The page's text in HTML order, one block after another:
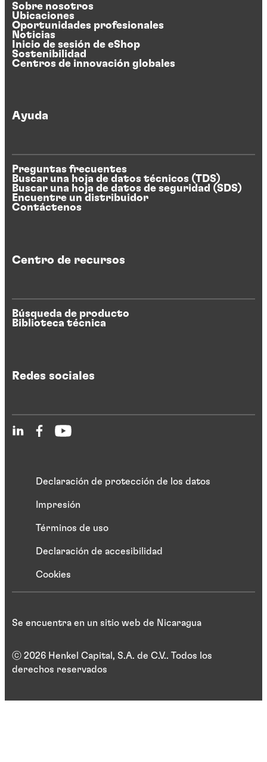
Sobre nosotros
Ubicaciones
Oportunidades profesionales
Noticias
Inicio de sesión de eShop
Sostenibilidad
Centros de innovación globales
Ayuda
Preguntas frecuentes
Buscar una hoja de datos técnicos (TDS)
Buscar una hoja de datos de seguridad (SDS)
Encuentre un distribuidor
Contáctenos
Centro de recursos
Búsqueda de producto
Biblioteca técnica
Redes sociales
Declaración de protección de los datos
Impresión
Términos de uso
Declaración de accesibilidad
Cookies
ⓒ 2026 Henkel Capital, S.A. de C.V.. Todos los
derechos reservados
Se encuentra en un sitio web de Nicaragua